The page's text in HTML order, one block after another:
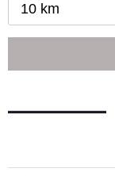
10 km